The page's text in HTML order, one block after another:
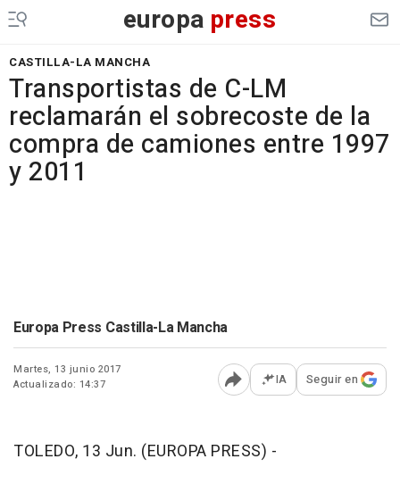
europa press
CASTILLA-LA MANCHA
Transportistas de C-LM
reclamarán el sobrecoste de la
compra de camiones entre 1997
y 2011
Europa Press Castilla-La Mancha
Martes, 13 junio 2017
Actualizado: 14:37
Abrir opciones para
IA Seguir en
TOLEDO, 13 Jun. (EUROPA PRESS) -